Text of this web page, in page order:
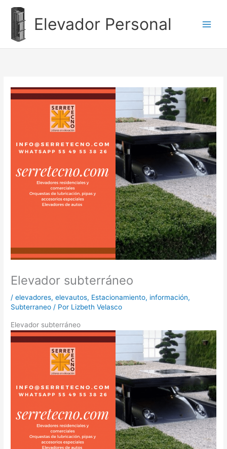
contenido
Elevador Personal
Elevador subterráneo
/elevadores,elevautos, Estacionamiento, información,
Subterraneo / Por Lizbeth Velasco
Elevador subterráneo